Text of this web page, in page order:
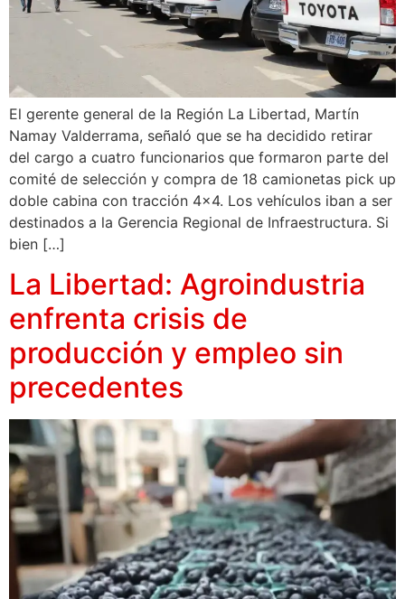
El gerente general de la Región La Libertad, Martín
Namay Valderrama, señaló que se ha decidido retirar
del cargo a cuatro funcionarios que formaron parte del
comité de selección y compra de 18 camionetas pick up
doble cabina con tracción 4×4. Los vehículos iban a ser
destinados a la Gerencia Regional de Infraestructura. Si
bien […]
La Libertad: Agroindustria
enfrenta crisis de
producción y empleo sin
precedentes